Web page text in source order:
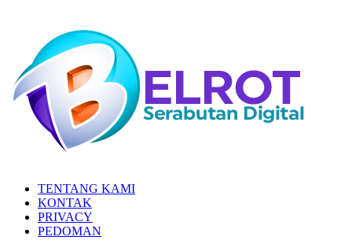
content
TENTANG KAMI
KONTAK
PRIVACY
PEDOMAN